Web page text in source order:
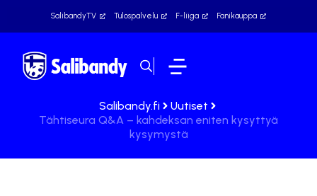
SalibandyTV Tulospalvelu F-liiga Fanikauppa
Salibandy.fi
Uutiset
Tähtiseura Q&A – kahdeksan eniten kysyttyä
kysymystä